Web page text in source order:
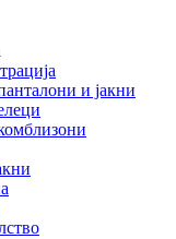
и јакни